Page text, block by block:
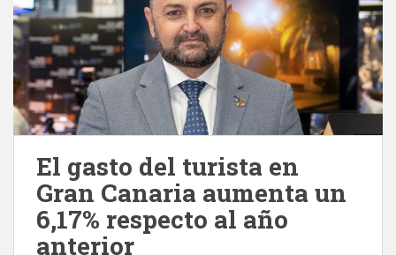
El gasto del turista en
Gran Canaria aumenta un
6,17% respecto al año
anterior